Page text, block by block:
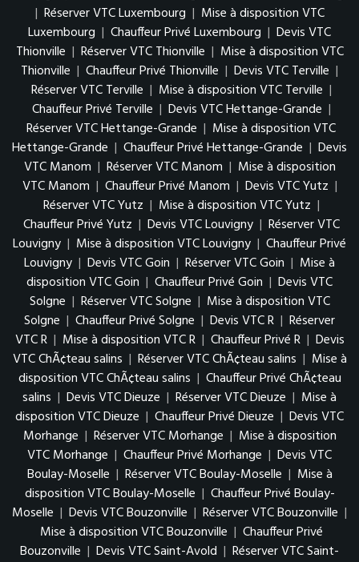
| Réserver VTC Luxembourg | Mise à disposition VTC
Luxembourg | Chauffeur Privé Luxembourg | Devis VTC
Thionville | Réserver VTC Thionville | Mise à disposition VTC
Thionville | Chauffeur Privé Thionville | Devis VTC Terville |
Réserver VTC Terville | Mise à disposition VTC Terville |
Chauffeur Privé Terville | Devis VTC Hettange-Grande |
Réserver VTC Hettange-Grande | Mise à disposition VTC
Hettange-Grande | Chauffeur Privé Hettange-Grande | Devis
VTC Manom | Réserver VTC Manom | Mise à disposition
VTC Manom | Chauffeur Privé Manom | Devis VTC Yutz |
Réserver VTC Yutz | Mise à disposition VTC Yutz |
Chauffeur Privé Yutz | Devis VTC Louvigny | Réserver VTC
Louvigny | Mise à disposition VTC Louvigny | Chauffeur Privé
Louvigny | Devis VTC Goin | Réserver VTC Goin | Mise à
disposition VTC Goin | Chauffeur Privé Goin | Devis VTC
Solgne | Réserver VTC Solgne | Mise à disposition VTC
Solgne | Chauffeur Privé Solgne | Devis VTC R | Réserver
VTC R | Mise à disposition VTC R | Chauffeur Privé R | Devis
VTC ChÃ¢teau salins | Réserver VTC ChÃ¢teau salins | Mise à
disposition VTC ChÃ¢teau salins | Chauffeur Privé ChÃ¢teau
salins | Devis VTC Dieuze | Réserver VTC Dieuze | Mise à
disposition VTC Dieuze | Chauffeur Privé Dieuze | Devis VTC
Morhange | Réserver VTC Morhange | Mise à disposition
VTC Morhange | Chauffeur Privé Morhange | Devis VTC
Boulay-Moselle | Réserver VTC Boulay-Moselle | Mise à
disposition VTC Boulay-Moselle | Chauffeur Privé Boulay-
Moselle | Devis VTC Bouzonville | Réserver VTC Bouzonville |
Mise à disposition VTC Bouzonville | Chauffeur Privé
Bouzonville | Devis VTC Saint-Avold | Réserver VTC Saint-